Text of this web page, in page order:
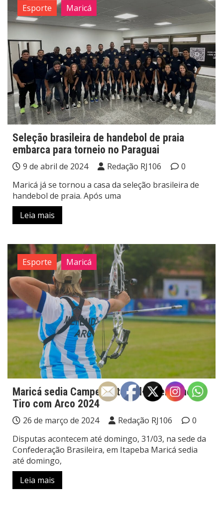
Esporte Maricá
Seleção brasileira de handebol de praia
embarca para torneio no Paraguai
9 de abril de 2024 Redação RJ106
0
Maricá já se tornou a casa da seleção brasileira de
handebol de praia. Após uma
Leia mais
Esporte Maricá
Maricá sedia Campeonato Sul-Americano de
Tiro com Arco 2024
26 de março de 2024 Redação RJ106
0
Disputas acontecem até domingo, 31/03, na sede da
Confederação Brasileira, em Itapeba Maricá sedia
até domingo,
Leia mais